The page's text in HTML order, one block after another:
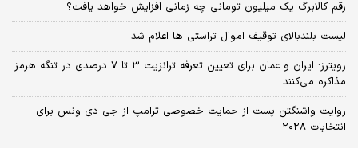
رقم کالابرگ یک میلیون تومانی چه زمانی افزایش خواهد یافت؟
لیست بلندبالای توقیف اموال تراستی ها اعلام شد
رویترز: ایران و عمان برای تعیین تعرفه ترانزیت ۳ تا ۷ درصدی در تنگه هرمز
مذاکره می‌کنند
روایت واشنگتن پست از حمایت خصوصی ترامپ از جی دی ونس برای
انتخابات ۲۰۲۸